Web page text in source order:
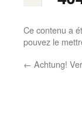
Ce contenu a
pouvez le
← Achtung!